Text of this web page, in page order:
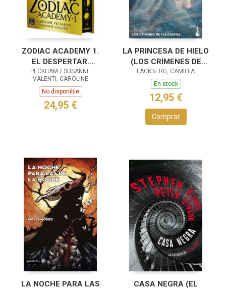
ZODIAC ACADEMY 1.
EL DESPERTAR.
EDICIÓN ESPECIAL
PECKHAM / SUSANNE
VALENTI, CAROLINE
No disponible
24,95 €
LA PRINCESA DE HIELO
(LOS CRÍMENES DE
FJÄLLBACKA)
LÄCKBERG, CAMILLA
En stock
12,95 €
Comprar
LA NOCHE PARA LAS
CASA NEGRA (EL